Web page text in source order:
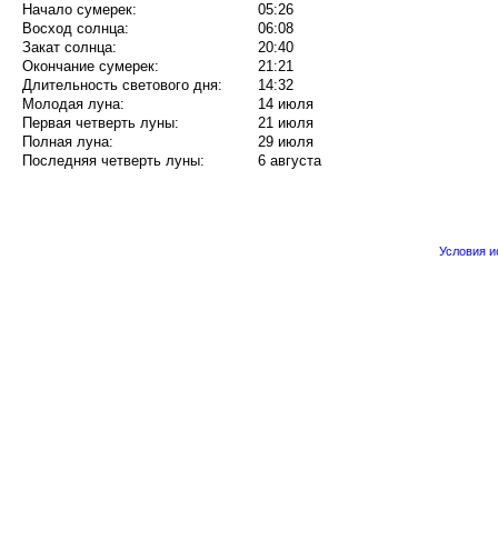
Начало сумерек:
05:26
Восход солнца:
06:08
Закат солнца:
20:40
Окончание сумерек:
21:21
Длительность светового дня:
14:32
Молодая луна:
14 июля
Первая четверть луны:
21 июля
Полная луна:
29 июля
Последняя четверть луны:
6 августа
Условия